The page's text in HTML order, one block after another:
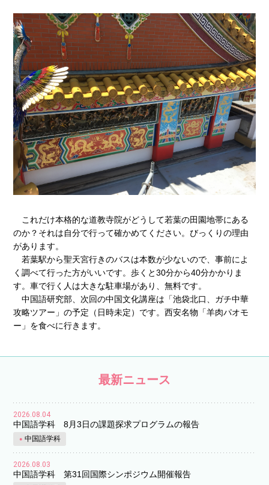
これだけ本格的な道教寺院がどうして若葉の田園地帯にある
のか？それは自分で行って確かめてください。びっくりの理由
があります。
若葉駅から聖天宮行きのバスは本数が少ないので、事前によ
く調べて行った方がいいです。歩くと30分から40分かかりま
す。車で行く人は大きな駐車場があり、無料です。
中国語研究部、次回の中国文化講座は「池袋北口、ガチ中華
攻略ツアー」の予定（日時未定）です。西安名物「羊肉パオモ
ー」を食べに行きます。
最新ニュース
2026.08.04
中国語学科 8月3日の課題探求プログラムの報告
中国語学科
2026.08.03
中国語学科 第31回国際シンポジウム開催報告